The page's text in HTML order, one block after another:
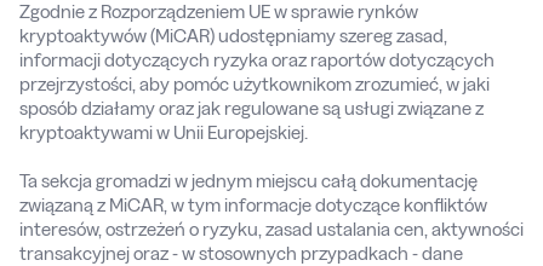
Zgodnie z Rozporządzeniem UE w sprawie rynków
kryptoaktywów (MiCAR) udostępniamy szereg zasad,
informacji dotyczących ryzyka oraz raportów dotyczących
przejrzystości, aby pomóc użytkownikom zrozumieć, w jaki
sposób działamy oraz jak regulowane są usługi związane z
kryptoaktywami w Unii Europejskiej.
Ta sekcja gromadzi w jednym miejscu całą dokumentację
związaną z MiCAR, w tym informacje dotyczące konfliktów
interesów, ostrzeżeń o ryzyku, zasad ustalania cen, aktywności
transakcyjnej oraz - w stosownych przypadkach - dane